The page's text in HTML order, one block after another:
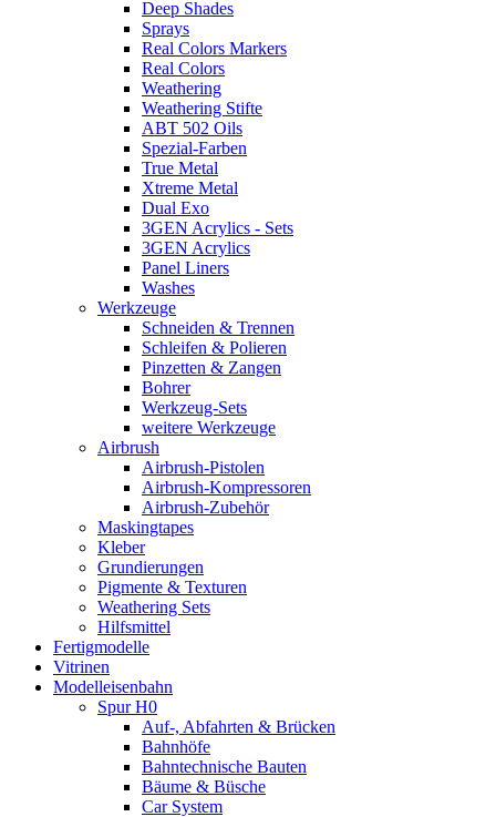
Deep Shades
Sprays
Real Colors Markers
Real Colors
Weathering
Weathering Stifte
ABT 502 Oils
Spezial-Farben
True Metal
Xtreme Metal
Dual Exo
3GEN Acrylics - Sets
3GEN Acrylics
Panel Liners
Washes
Werkzeuge
Schneiden & Trennen
Schleifen & Polieren
Pinzetten & Zangen
Bohrer
Werkzeug-Sets
weitere Werkzeuge
Airbrush
Airbrush-Pistolen
Airbrush-Kompressoren
Airbrush-Zubehör
Maskingtapes
Kleber
Grundierungen
Pigmente & Texturen
Weathering Sets
Hilfsmittel
Fertigmodelle
Vitrinen
Modelleisenbahn
Spur H0
Auf-, Abfahrten & Brücken
Bahnhöfe
Bahntechnische Bauten
Bäume & Büsche
Car System